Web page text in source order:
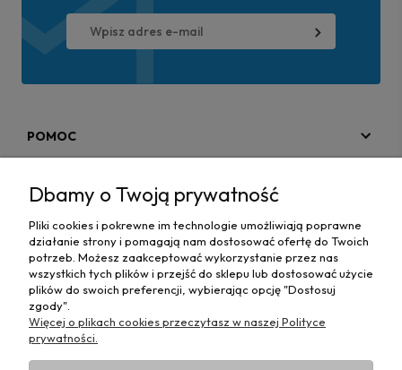
POMOC
MAPA STRONY
INFORMACJE
Dbamy o Twoją prywatność
Pliki cookies i pokrewne im technologie umożliwiają poprawne
działanie strony i pomagają nam dostosować ofertę do Twoich
potrzeb. Możesz zaakceptować wykorzystanie przez nas
wszystkich tych plików i przejść do sklepu lub dostosować użycie
plików do swoich preferencji, wybierając opcję "Dostosuj
zgody".
Więcej o plikach cookies przeczytasz w naszej Polityce
prywatności.